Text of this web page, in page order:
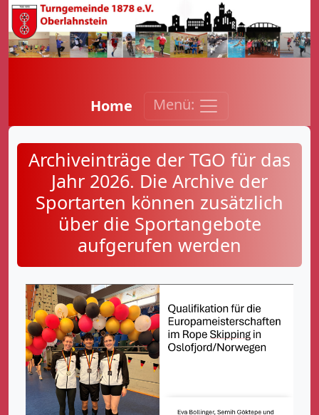
Home Menü:
Archiveinträge der TGO für das
Jahr 2026. Die Archive der
Sportarten können zusätzlich
über die Sportangebote
aufgerufen werden